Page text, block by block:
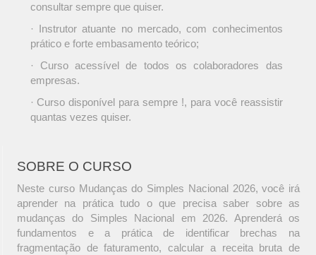
consultar sempre que quiser.
· Instrutor atuante no mercado, com conhecimentos
prático e forte embasamento teórico;
· Curso acessível de todos os colaboradores das
empresas.
· Curso disponível para sempre !, para você reassistir
quantas vezes quiser.
SOBRE O CURSO
Neste curso Mudanças do Simples Nacional 2026, você irá
aprender na prática tudo o que precisa saber sobre as
mudanças do Simples Nacional em 2026. Aprenderá os
fundamentos e a prática de identificar brechas na
fragmentação de faturamento, calcular a receita bruta de